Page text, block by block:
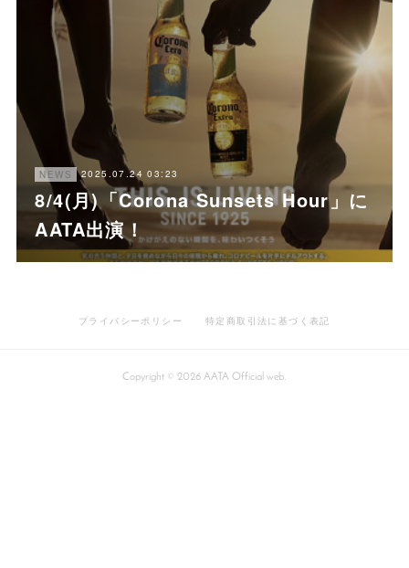
NEWS 2025.07.24 03:23
8/4(月)「Corona Sunsets Hour」に
AATA出演！
プライバシーポリシー 特定商取引法に基づく表記
Copyright © 2026 AATA Official web.